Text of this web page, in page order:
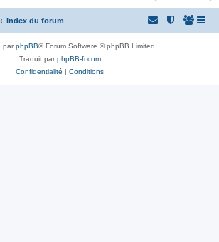
Index du forum
parphpBB® Forum Software © phpBB Limited
Traduit parphpBB-fr.com
Confidentialité | Conditions